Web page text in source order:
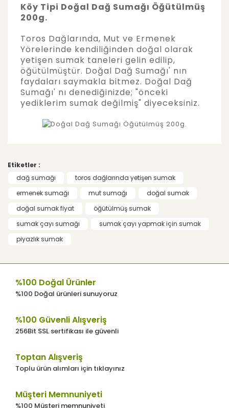
Köy Tipi Doğal Dağ Sumağı Öğütülmüş
200g.
Toros Dağlarında, Mut ve Ermenek
Yörelerinde kendiliğinden doğal olarak
yetişen sumak taneleri gelin edilip,
öğütülmüştür. Doğal Dağ Sumağı' nın
faydaları saymakla bitmez. Doğal Dağ
Sumağı' nı denediğinizde; "önceki
yediklerim sumak değilmiş" diyeceksiniz.
Yorum Yaz
kullanarak tarafımıza iletebilirsiniz.
Görüş ve önerileriniz için teşekkür ederiz.
görüntülenemiyor.
Ürün açıklamasında eksik bilgiler
bulunuyor.
Bu ürüne benzer farklı alternatifler olmalı.
Etiketler :
dağ sumağı
toros dağlarında yetişen sumak
ermenek sumağı
mut sumağı
doğal sumak
doğal sumak fiyat
öğütülmüş sumak
sumak çayı sumağı
sumak çayı yapmak için sumak
piyazlık sumak
%100 Doğal Ürünler
%100 Doğal ürünleri sunuyoruz
%100 Güvenli Alışveriş
256Bit SSL sertifikası ile güvenli
Toptan Alışveriş
Toplu ürün alımları için tıklayınız
Müşteri Memnuniyeti
%100 Müşteri memnuniyeti